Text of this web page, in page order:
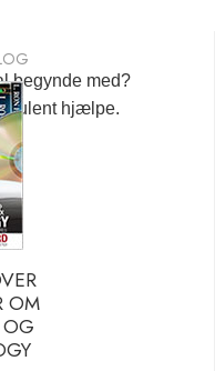
begynde med?
hjælpe.
OM